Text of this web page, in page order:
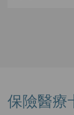
保險醫療